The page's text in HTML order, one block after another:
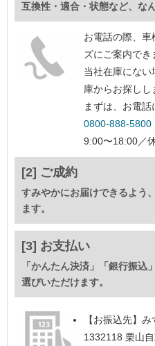
互換性・適合・状態など、な
お電話の際、車
ズにご案内でき
当社在庫にな
庫からお探しし
まずは、お電話
0800-888-5800
9:00〜18:00／
[2] ご成約
すみやかにお届けできるよう
ます。
[3] お支払い
「かんたん決済」「銀行振込
選びいただけます。
【お振込先】 み
1332118 栗山